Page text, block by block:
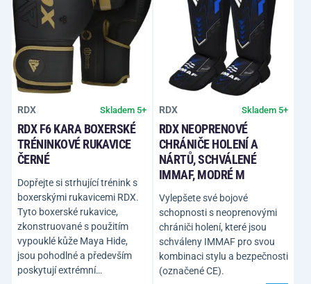
RDX Skladem 5+
RDX F6 KARA BOXERSKÉ
TRÉNINKOVÉ RUKAVICE
ČERNÉ
Dopřejte si strhující trénink s
boxerskými rukavicemi RDX.
Tyto boxerské rukavice,
zkonstruované s použitím
vypouklé kůže Maya Hide,
jsou pohodlné a především
poskytují extrémní…
RDX Skladem 5+
RDX NEOPRENOVÉ
CHRÁNIČE HOLENÍ A
NÁRTŮ, SCHVÁLENÉ
IMMAF, MODRÉ M
Vylepšete své bojové
schopnosti s neoprenovými
chrániči holení, které jsou
schváleny IMMAF pro svou
kombinaci stylu a bezpečnosti
(označené CE).